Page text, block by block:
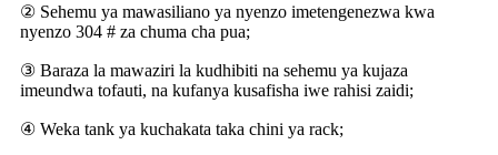
② Sehemu ya mawasiliano ya nyenzo imetengenezwa kwa
nyenzo 304 # za chuma cha pua;
③ Baraza la mawaziri la kudhibiti na sehemu ya kujaza
imeundwa tofauti, na kufanya kusafisha iwe rahisi zaidi;
④ Weka tank ya kuchakata taka chini ya rack;